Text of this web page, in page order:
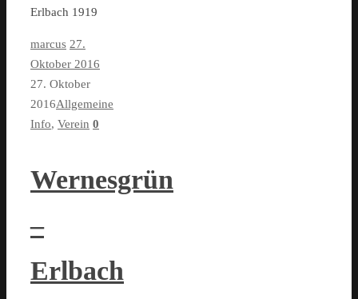
Erlbach 1919
marcus 27.
Oktober 2016
27. Oktober
2016Allgemeine
Info, Verein 0
Wernesgrün
–
Erlbach